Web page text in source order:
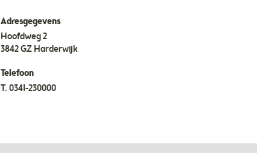
Adresgegevens
Hoofdweg 2
3842 GZ Harderwijk
Telefoon
T. 0341-230000